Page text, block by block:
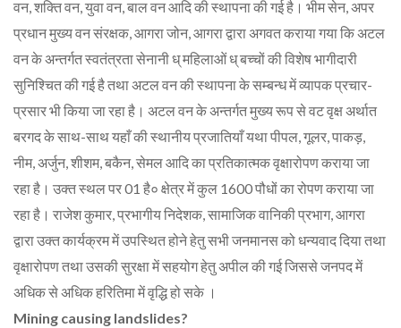
वन, शक्ति वन, युवा वन, बाल वन आदि की स्थापना की गई है। भीम सेन, अपर
प्रधान मुख्य वन संरक्षक, आगरा जोन, आगरा द्वारा अगवत कराया गया कि अटल
वन के अन्तर्गत स्वतंत्रता सेनानी ध् महिलाओं ध् बच्चों की विशेष भागीदारी
सुनिश्चित की गई है तथा अटल वन की स्थापना के सम्बन्ध में व्यापक प्रचार-
प्रसार भी किया जा रहा है। अटल वन के अन्तर्गत मुख्य रूप से वट वृक्ष अर्थात
बरगद के साथ-साथ यहाँ की स्थानीय प्रजातियाँ यथा पीपल, गूलर, पाकड़,
नीम, अर्जुन, शीशम, बकैन, सेमल आदि का प्रतिकात्मक वृक्षारोपण कराया जा
रहा है। उक्त स्थल पर 01 है० क्षेत्र में कुल 1600 पौधों का रोपण कराया जा
रहा है। राजेश कुमार, प्रभागीय निदेशक, सामाजिक वानिकी प्रभाग, आगरा
द्वारा उक्त कार्यक्रम में उपस्थित होने हेतु सभी जनमानस को धन्यवाद दिया तथा
वृक्षारोपण तथा उसकी सुरक्षा में सहयोग हेतु अपील की गई जिससे जनपद में
अधिक से अधिक हरितिमा में वृद्धि हो सके ।
Mining causing landslides?